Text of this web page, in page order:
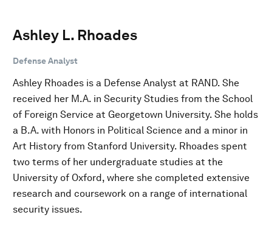
Ashley L. Rhoades
Defense Analyst
Ashley Rhoades is a Defense Analyst at RAND. She
received her M.A. in Security Studies from the School
of Foreign Service at Georgetown University. She holds
a B.A. with Honors in Political Science and a minor in
Art History from Stanford University. Rhoades spent
two terms of her undergraduate studies at the
University of Oxford, where she completed extensive
research and coursework on a range of international
security issues.